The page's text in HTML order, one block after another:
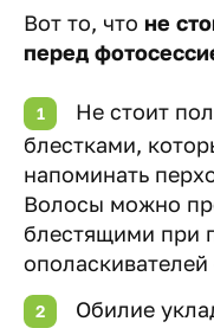
Вот то, что не
перед
Не стоит
блестками,
напоминать
Волосы можно
блестящими при
ополаскивателей
Обилие